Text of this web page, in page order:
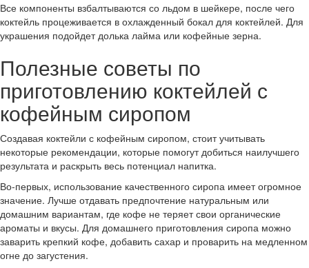
Все компоненты взбалтываются со льдом в шейкере, после чего
коктейль процеживается в охлажденный бокал для коктейлей. Для
украшения подойдет долька лайма или кофейные зерна.
Полезные советы по
приготовлению коктейлей с
кофейным сиропом
Создавая коктейли с кофейным сиропом, стоит учитывать
некоторые рекомендации, которые помогут добиться наилучшего
результата и раскрыть весь потенциал напитка.
Во-первых, использование качественного сиропа имеет огромное
значение. Лучше отдавать предпочтение натуральным или
домашним вариантам, где кофе не теряет свои органические
ароматы и вкусы. Для домашнего приготовления сиропа можно
заварить крепкий кофе, добавить сахар и проварить на медленном
огне до загустения.